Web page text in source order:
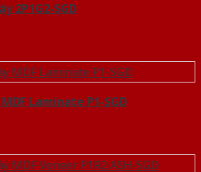
2P1G2-SGD
Laminate P1-SGD